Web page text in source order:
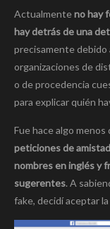
Actualmenteno hay
hay detrás de una
precisamente
organizaciones de
o de procedencia
para explicar quién
Fue hace algo
peticiones de
nombres en inglés y
sugerentes. A
fake, decidí aceptar